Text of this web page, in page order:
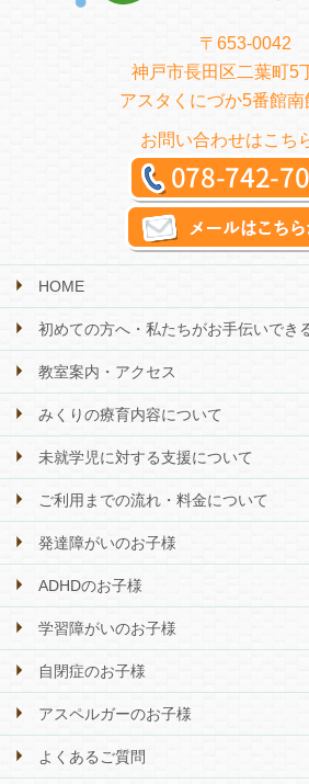
〒653-0042
神戸市長田区二葉町5
アスタくにづか5番館
お問い合わせはこち
HOME
初めての方へ・私たちがお手伝いでき
教室案内・アクセス
みくりの療育内容について
未就学児に対する支援について
ご利用までの流れ・料金について
発達障がいのお子様
ADHDのお子様
学習障がいのお子様
自閉症のお子様
アスペルガーのお子様
よくあるご質問